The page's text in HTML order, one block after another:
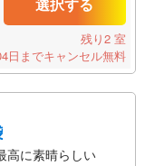
選択する
残り2 室
日までキャンセル無料
高に素晴らしい